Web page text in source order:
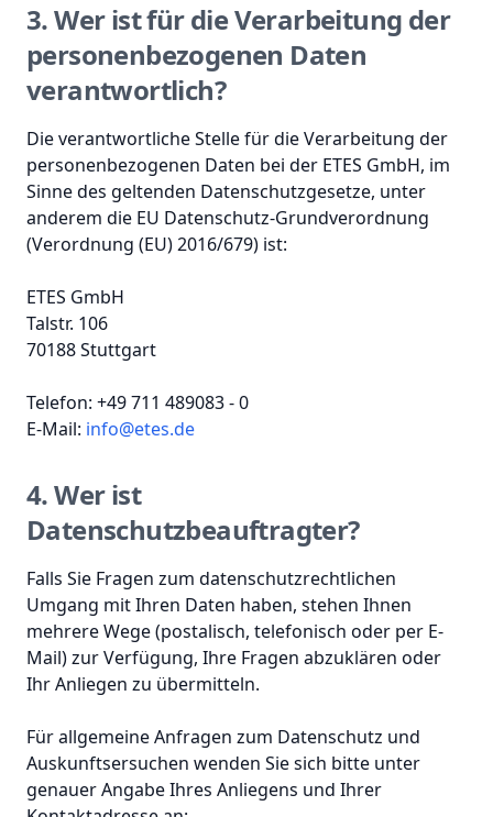
3. Wer ist für die Verarbeitung der
personenbezogenen Daten
verantwortlich?
Die verantwortliche Stelle für die Verarbeitung der
personenbezogenen Daten bei der ETES GmbH, im
Sinne des geltenden Datenschutzgesetze, unter
anderem die EU Datenschutz-Grundverordnung
(Verordnung (EU) 2016/679) ist:
ETES GmbH
Talstr. 106
70188 Stuttgart
Telefon: +49 711 489083 - 0
E-Mail: info@etes.de
4. Wer ist
Datenschutzbeauftragter?
Falls Sie Fragen zum datenschutzrechtlichen
Umgang mit Ihren Daten haben, stehen Ihnen
mehrere Wege (postalisch, telefonisch oder per E-
Mail) zur Verfügung, Ihre Fragen abzuklären oder
Ihr Anliegen zu übermitteln.
Für allgemeine Anfragen zum Datenschutz und
Auskunftsersuchen wenden Sie sich bitte unter
genauer Angabe Ihres Anliegens und Ihrer